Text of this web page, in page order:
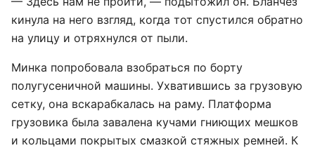
кинула на него взгляд, когда тот спустился обратно
на улицу и отряхнулся от пыли.
Минка попробовала взобраться по борту
полугусеничной машины. Ухватившись за грузовую
сетку, она вскарабкалась на раму. Платформа
грузовика была завалена кучами гниющих мешков
и кольцами покрытых смазкой стяжных ремней. К